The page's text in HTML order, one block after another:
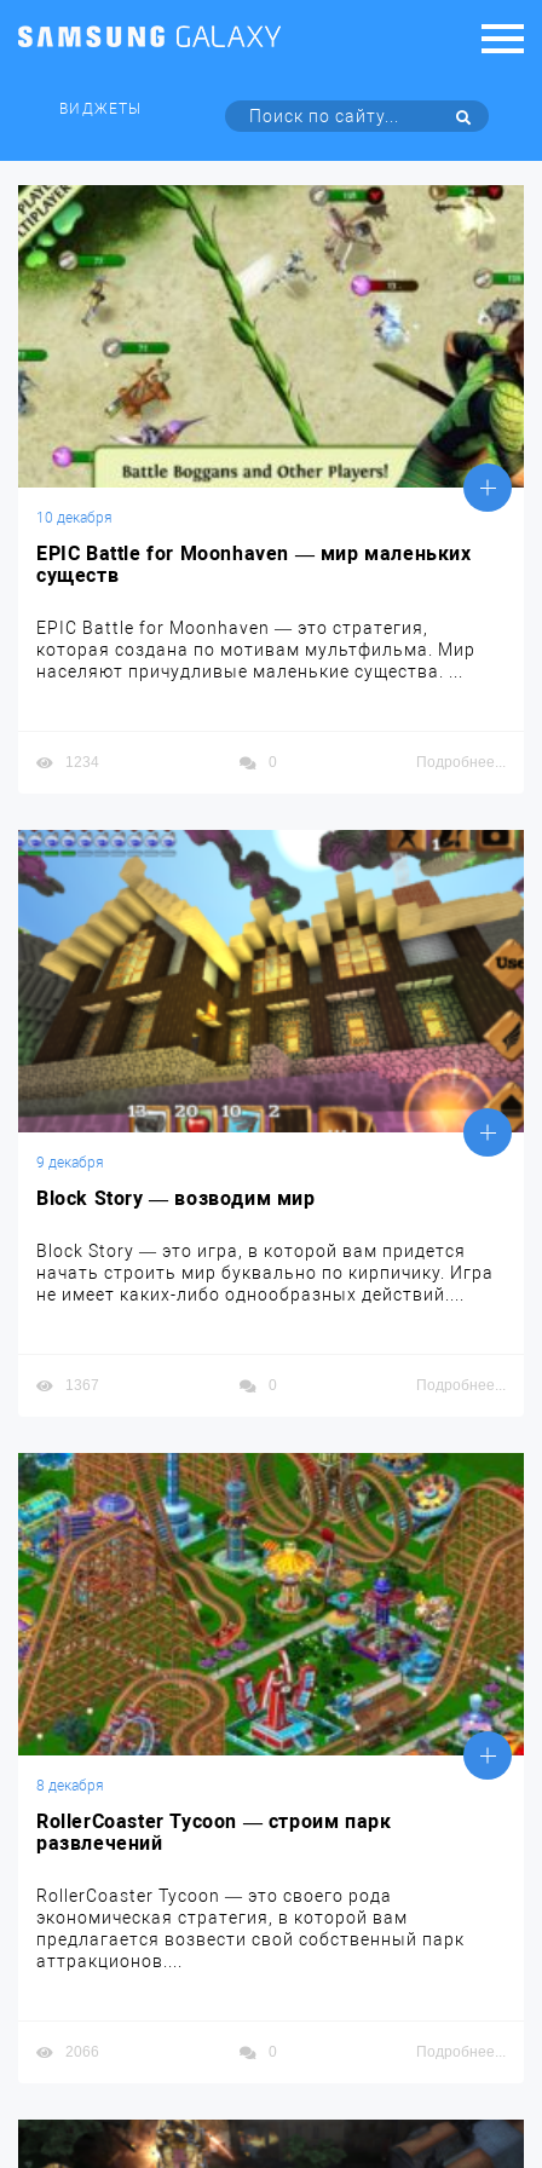
ВИДЖЕТЫ
10 декабря
EPIC Battle for Moonhaven — мир маленьких
существ
EPIC Battle for Moonhaven — это стратегия,
которая создана по мотивам мультфильма. Мир
населяют причудливые маленькие существа. ...
1234 0 Подробнее...
9 декабря
Block Story — возводим мир
Block Story — это игра, в которой вам придется
начать строить мир буквально по кирпичику. Игра
не имеет каких-либо однообразных действий....
1367 0 Подробнее...
8 декабря
RollerCoaster Tycoon — строим парк
развлечений
RollerCoaster Tycoon — это своего рода
экономическая стратегия, в которой вам
предлагается возвести свой собственный парк
аттракционов....
2066 0 Подробнее...